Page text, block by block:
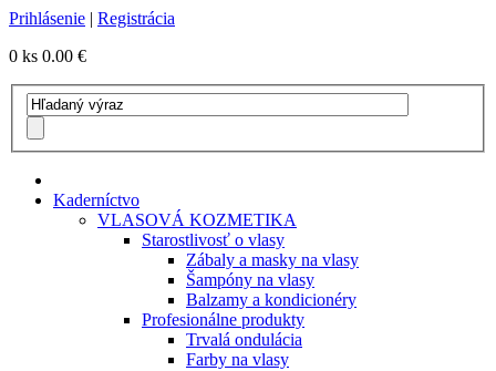
Prihlásenie | Registrácia
0 ks 0.00 €
Kaderníctvo
VLASOVÁ KOZMETIKA
Starostlivosť o vlasy
Zábaly a masky na vlasy
Šampóny na vlasy
Balzamy a kondicionéry
Profesionálne produkty
Trvalá ondulácia
Farby na vlasy